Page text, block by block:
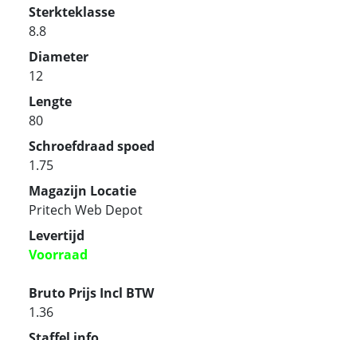
Sterkteklasse
8.8
Diameter
12
Lengte
80
Schroefdraad spoed
1.75
Magazijn Locatie
Pritech Web Depot
Levertijd
Voorraad
Bruto Prijs Incl BTW
1.36